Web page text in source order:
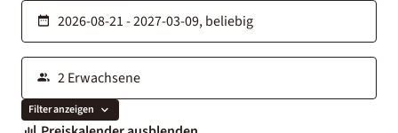
Filter anzeigen